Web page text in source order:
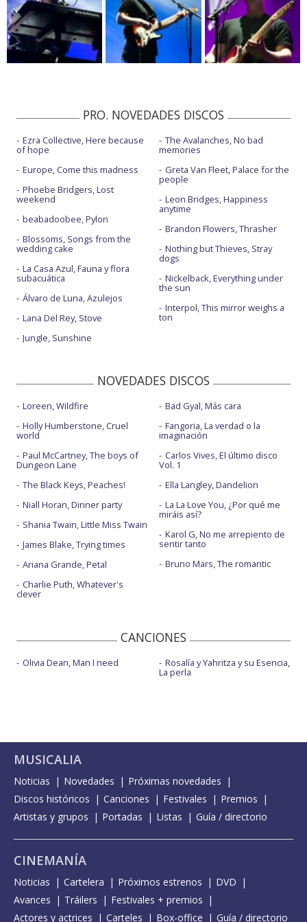
PRO. NOVEDADES DISCOS
Ezra Collective, Here because
of hope
Europe, Come this madness
Phoebe Bridgers, Lost
weekend
beabadoobee, Pylon
Blossoms, Songs from the
wedding cake
La Casa Azul, Fauna y flora
subacuática
Álvaro de Luna, Azulejos
Lana Del Rey, Stove
Jungle, Sunshine
The Avalanches, No bad
memories
Greta Van Fleet, Palace for the
people
Leon Bridges, Happiness
anytime
Brandon Flowers, Thrasher
Nothing but Thieves, Stray
dogs
Nickelback, Everything under
the sun
Interpol, This mirror weighs a
ton
NOVEDADES DISCOS
Loreen, Wildfire
Holly Humberstone, Cruel
world
Paul McCartney, The boys of
Dungeon Lane
The Black Keys, Peaches!
Niall Horan, Dinner party
Shania Twain, Little Miss Twain
James Blake, Trying times
Ariana Grande, Petal
Charlie Puth, Whatever's
clever
Bad Gyal, Más cara
Fangoria, La verdad o la
imaginación
Carlos Vives, El último disco
Vol. 1
Ella Langley, Dandelion
La La Love You, ¿Por qué me
miráis así?
Karol G, No me arrepiento de
sentir tanto
Bruno Mars, The romantic
CANCIONES
Olivia Dean, Man I need Rosalía y Yahritza y su Esencia,
La perla
MUSICALIA
Noticias Novedades
Próximas novedades
Discos históricos
Canciones Festivales
Premios
Artistas y grupos
Portadas Listas Guía / directorio
CINEMANÍA
Noticias Cartelera Próximos estrenos
DVD
Avances
Tráilers
Festivales + premios
Actores y actrices
Carteles Box-office Guía / directorio